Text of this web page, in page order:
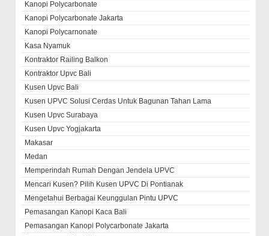
Kanopi Polycarbonate
Kanopi Polycarbonate Jakarta
Kanopi Polycarnonate
Kasa Nyamuk
Kontraktor Railing Balkon
Kontraktor Upvc Bali
Kusen Upvc Bali
Kusen UPVC Solusi Cerdas Untuk Bagunan Tahan Lama
Kusen Upvc Surabaya
Kusen Upvc Yogjakarta
Makasar
Medan
Memperindah Rumah Dengan Jendela UPVC
Mencari Kusen? Pilih Kusen UPVC Di Pontianak
Mengetahui Berbagai Keunggulan Pintu UPVC
Pemasangan Kanopi Kaca Bali
Pemasangan Kanopi Polycarbonate Jakarta